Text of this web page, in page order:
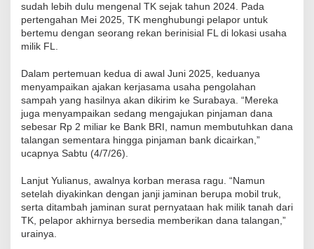
sudah lebih dulu mengenal TK sejak tahun 2024. Pada
pertengahan Mei 2025, TK menghubungi pelapor untuk
bertemu dengan seorang rekan berinisial FL di lokasi usaha
milik FL.
Dalam pertemuan kedua di awal Juni 2025, keduanya
menyampaikan ajakan kerjasama usaha pengolahan
sampah yang hasilnya akan dikirim ke Surabaya. “Mereka
juga menyampaikan sedang mengajukan pinjaman dana
sebesar Rp 2 miliar ke Bank BRI, namun membutuhkan dana
talangan sementara hingga pinjaman bank dicairkan,”
ucapnya Sabtu (4/7/26).
Lanjut Yulianus, awalnya korban merasa ragu. “Namun
setelah diyakinkan dengan janji jaminan berupa mobil truk,
serta ditambah jaminan surat pernyataan hak milik tanah dari
TK, pelapor akhirnya bersedia memberikan dana talangan,”
urainya.